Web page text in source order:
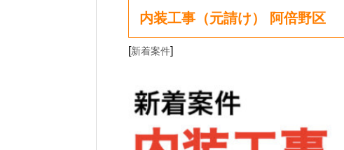
内装工事（元請け） 阿倍野区
[新着案件]